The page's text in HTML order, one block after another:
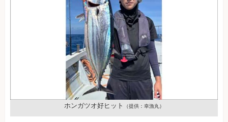
ホンガツオ好ヒット （提供：幸漁丸）